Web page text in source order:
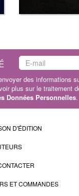
des informations
plus sur le traitement
Données Personnelles.
D'ÉDITION
ET COMMANDES